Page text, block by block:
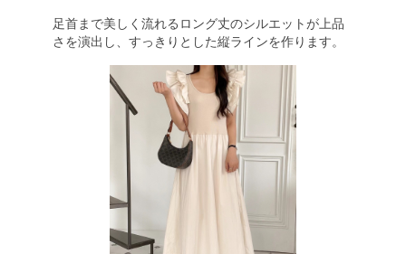
足首まで美しく流れるロング丈のシルエットが上品
さを演出し、すっきりとした縦ラインを作ります。